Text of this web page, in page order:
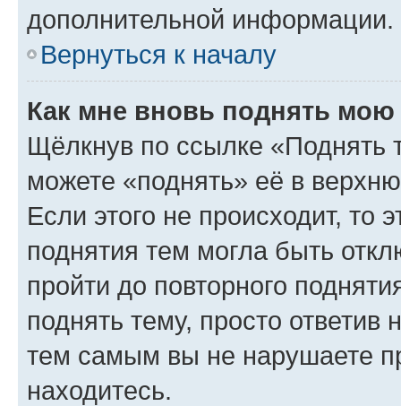
дополнительной информации.
Вернуться к началу
Как мне вновь поднять мою
Щёлкнув по ссылке «Поднять
можете «поднять» её в
Если этого не происходит, то
поднятия тем могла быть
пройти до повторного
поднять тему, просто ответив
тем самым вы не нарушаете
находитесь.